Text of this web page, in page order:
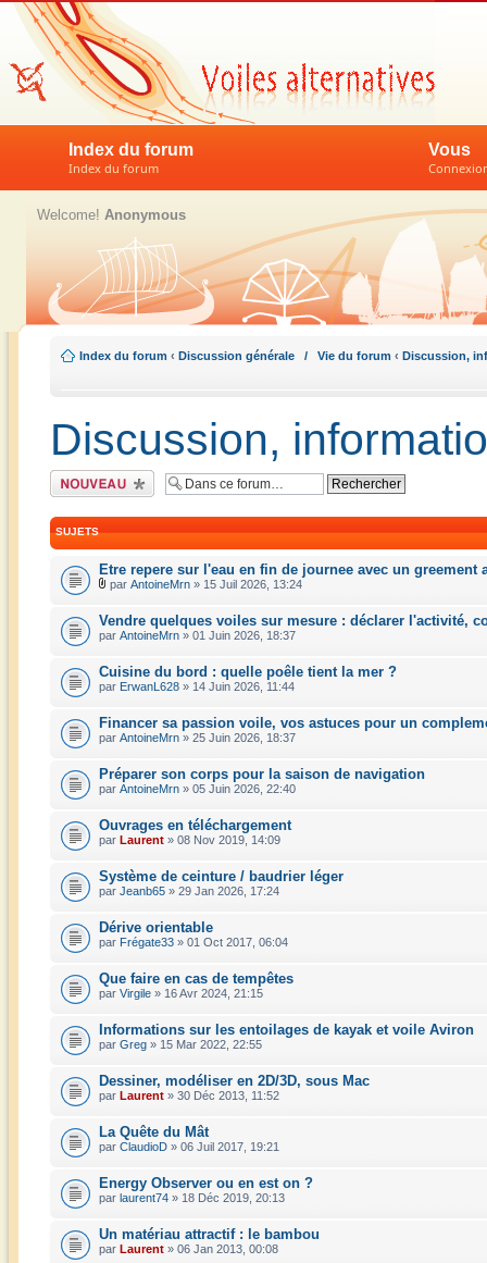
Index du forum
Index du forum
Vous
Welcome! Anonymous
Index du forum ‹ Discussion générale / Vie du forum ‹ Discussion,
Discussion,
Écrire un nouveau
sujet
SUJETS
Etre repere sur l'eau en fin de journee avec un greement
par AntoineMrn » 15 Juil 2026, 13:24
Vendre quelques voiles sur mesure : déclarer l'activité,
par AntoineMrn » 01 Juin 2026, 18:37
Cuisine du bord : quelle poêle tient la mer ?
par ErwanL628 » 14 Juin 2026, 11:44
Financer sa passion voile, vos astuces pour un
par AntoineMrn » 25 Juin 2026, 18:37
Préparer son corps pour la saison de navigation
par AntoineMrn » 05 Juin 2026, 22:40
Ouvrages en téléchargement
par Laurent » 08 Nov 2019, 14:09
Système de ceinture / baudrier léger
par Jeanb65 » 29 Jan 2026, 17:24
Dérive orientable
par Frégate33 » 01 Oct 2017, 06:04
Que faire en cas de tempêtes
par Virgile » 16 Avr 2024, 21:15
Informations sur les entoilages de kayak et voile Aviron
par Greg » 15 Mar 2022, 22:55
Dessiner, modéliser en 2D/3D, sous Mac
par Laurent » 30 Déc 2013, 11:52
La Quête du Mât
par ClaudioD » 06 Juil 2017, 19:21
Energy Observer ou en est on ?
par laurent74 » 18 Déc 2019, 20:13
Un matériau attractif : le bambou
par Laurent » 06 Jan 2013, 00:08